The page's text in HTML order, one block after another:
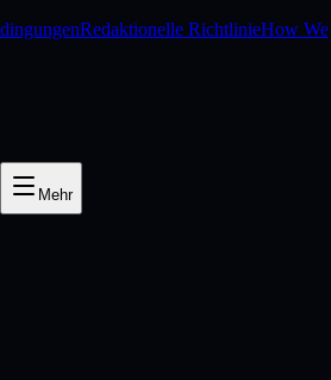
Redaktionelle RichtlinieHow We
Mehr